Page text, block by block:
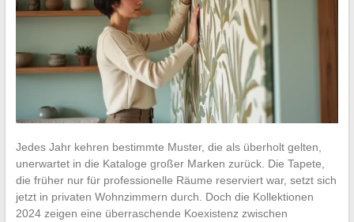
Jedes Jahr kehren bestimmte Muster, die als überholt gelten,
unerwartet in die Kataloge großer Marken zurück. Die Tapete,
die früher nur für professionelle Räume reserviert war, setzt sich
jetzt in privaten Wohnzimmern durch. Doch die Kollektionen
2024 zeigen eine überraschende Koexistenz zwischen